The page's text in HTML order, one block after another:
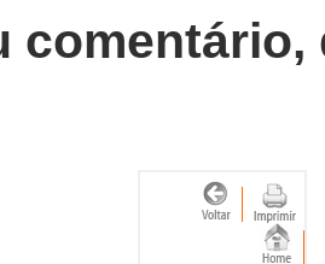
comentário,